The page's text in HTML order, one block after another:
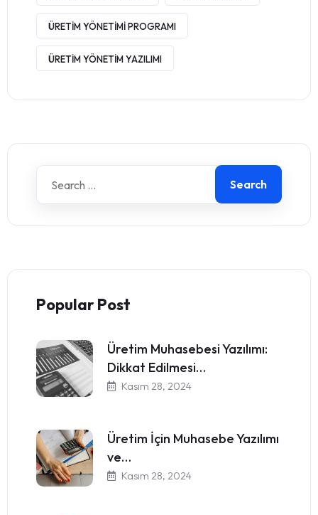
ÜRETIM YÖNETIMI PROGRAMI
ÜRETIM YÖNETIM YAZILIMI
Search
Popular Post
Üretim Muhasebesi Yazılımı:
Dikkat Edilmesi…
Kasım 28, 2024
Üretim İçin Muhasebe Yazılımı
ve…
Kasım 28, 2024